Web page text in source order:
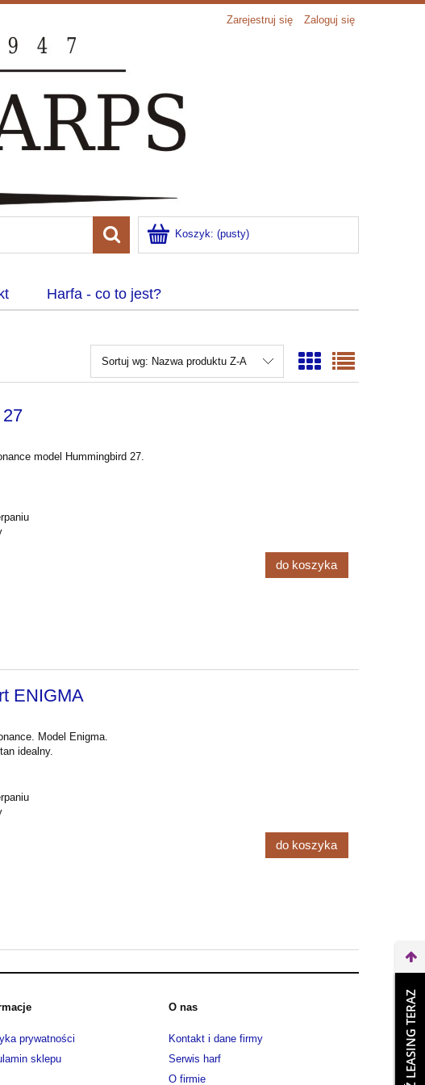
Zarejestruj się Zaloguj się
Koszyk: (pusty)
Harfa - co to jest?
Sortuj wg: Nazwa produktu Z-A
model Hummingbird 27.
do koszyka
ENIGMA
Model Enigma.
idealny.
do koszyka
prywatności
sklepu
O nas
Kontakt i dane firmy
Serwis harf
O firmie
WEŹ LEASING TERAZ